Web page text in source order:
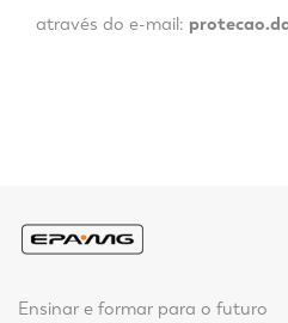
através do e-mail:
Ensinar e formar para o futuro